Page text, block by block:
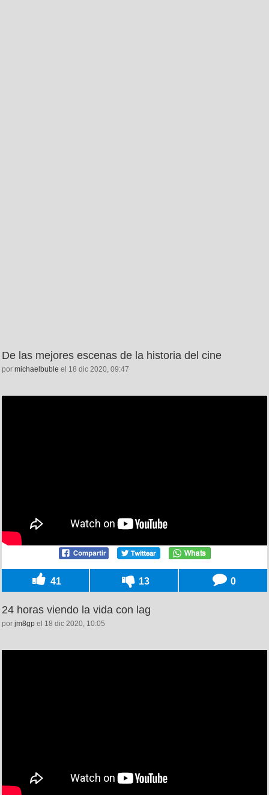
De las mejores escenas de la historia del cine
por michaelbuble el 18 dic 2020, 09:47
41 13 0
24 horas viendo la vida con lag
por jm8gp el 18 dic 2020, 10:05